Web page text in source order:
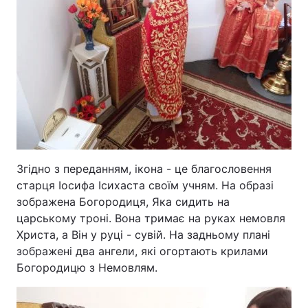
Згідно з переданням, ікона - це благословення
старця Іосифа Ісихаста своїм учням. На образі
зображена Богородиця, Яка сидить на
царському троні. Вона тримає на руках немовля
Христа, а Він у руці - сувій. На задньому плані
зображені два ангели, які огортають крилами
Богородицю з Немовлям.